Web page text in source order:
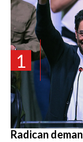
1
Radican